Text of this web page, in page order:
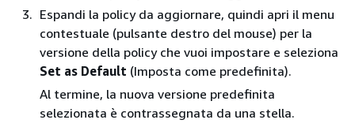
Espandi la policy da aggiornare, quindi apri il menu
contestuale (pulsante destro del mouse) per la
versione della policy che vuoi impostare e seleziona
Set as Default (Imposta come predefinita).
Al termine, la nuova versione predefinita
selezionata è contrassegnata da una stella.